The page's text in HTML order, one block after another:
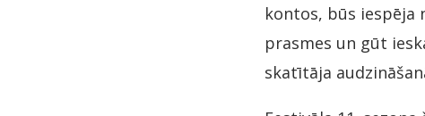
kontos, būs
prasmes un gūt
skatītāja